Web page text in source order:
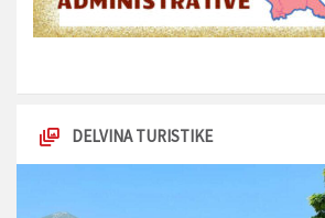
DELVINA TURISTIKE